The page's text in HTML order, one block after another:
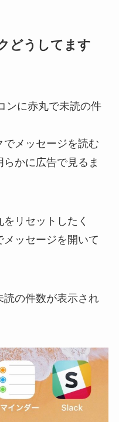
どうしてます
ンに赤丸で未読の件
メッセージを読む
かに広告で見るま
リセットしたく
ッセージを開いて
読の件数が表示され